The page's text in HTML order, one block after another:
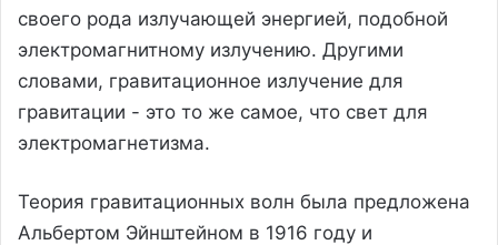
своего рода излучающей энергией, подобной
электромагнитному излучению. Другими
словами, гравитационное излучение для
гравитации - это то же самое, что свет для
электромагнетизма.
Теория гравитационных волн была предложена
Альбертом Эйнштейном в 1916 году и